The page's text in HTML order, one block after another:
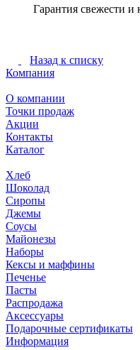
Гарантия свежести и
Назад к списку
Компания
О компании
Точки продаж
Акции
Контакты
Каталог
Хлеб
Шоколад
Сиропы
Джемы
Соусы
Майонезы
Наборы
Кексы и маффины
Печенье
Пасты
Распродажа
Аксессуары
Подарочные сертификаты
Информация